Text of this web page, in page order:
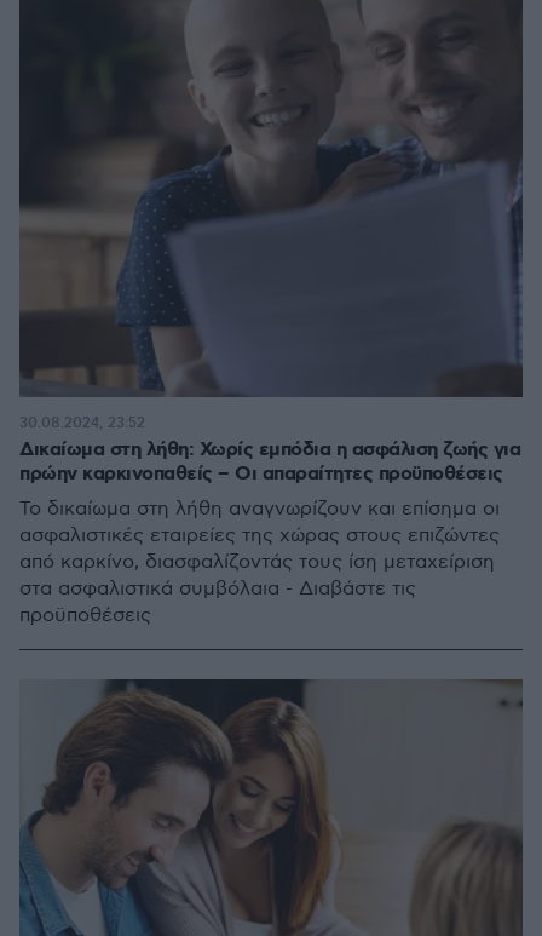
Δικαίωμα στη λήθη: Χωρίς εμπόδια η ασφάλιση ζωής για
πρώην καρκινοπαθείς – Οι απαραίτητες προϋποθέσεις
Το δικαίωμα στη λήθη αναγνωρίζουν και επίσημα οι
ασφαλιστικές εταιρείες της χώρας στους επιζώντες
από καρκίνο, διασφαλίζοντάς τους ίση μεταχείριση
στα ασφαλιστικά συμβόλαια - Διαβάστε τις
προϋποθέσεις
30.08.2024, 23:52